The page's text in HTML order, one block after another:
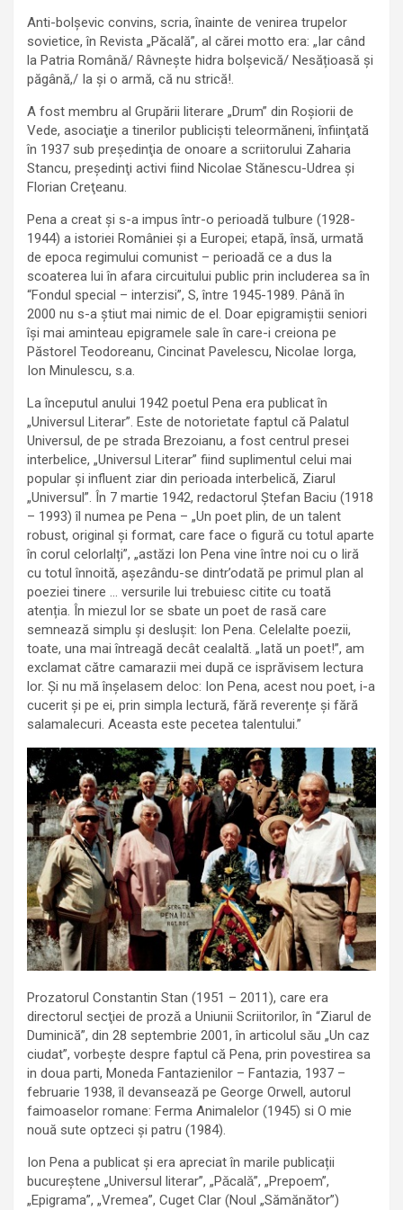
Anti-bolșevic convins, scria, înainte de venirea trupelor
sovietice, în Revista „Păcală”, al cărei motto era: „Iar când
la Patria Română/ Râvnește hidra bolșevică/ Nesățioasă și
păgână,/ Ia și o armă, că nu strică!.
A fost membru al Grupării literare „Drum” din Roşiorii de
Vede, asociaţie a tinerilor publicişti teleormăneni, înfiinţată
în 1937 sub preşedinţia de onoare a scriitorului Zaharia
Stancu, preşedinţi activi fiind Nicolae Stănescu-Udrea şi
Florian Creţeanu.
Pena a creat şi s-a impus într-o perioadă tulbure (1928-
1944) a istoriei României şi a Europei; etapă, însă, urmată
de epoca regimului comunist – perioadă ce a dus la
scoaterea lui în afara circuitului public prin includerea sa în
“Fondul special – interzisi”, S, între 1945-1989. Până în
2000 nu s-a ştiut mai nimic de el. Doar epigramiştii seniori
îşi mai aminteau epigramele sale în care-i creiona pe
Păstorel Teodoreanu, Cincinat Pavelescu, Nicolae Iorga,
Ion Minulescu, s.a.
La începutul anului 1942 poetul Pena era publicat în
„Universul Literar”. Este de notorietate faptul că Palatul
Universul, de pe strada Brezoianu, a fost centrul presei
interbelice, „Universul Literar” fiind suplimentul celui mai
popular și influent ziar din perioada interbelică, Ziarul
„Universul”. În 7 martie 1942, redactorul Ștefan Baciu (1918
– 1993) îl numea pe Pena – „Un poet plin, de un talent
robust, original și format, care face o figură cu totul aparte
în corul celorlalți”, „astăzi Ion Pena vine între noi cu o liră
cu totul înnoită, așezându-se dintr’odată pe primul plan al
poeziei tinere … versurile lui trebuiesc citite cu toată
atenția. În miezul lor se sbate un poet de rasă care
semnează simplu și deslușit: Ion Pena. Celelalte poezii,
toate, una mai întreagă decât cealaltă. „Iată un poet!”, am
exclamat către camarazii mei după ce isprăvisem lectura
lor. Și nu mă înșelasem deloc: Ion Pena, acest nou poet, i-a
cucerit și pe ei, prin simpla lectură, fără reverențe și fără
salamalecuri. Aceasta este pecetea talentului.”
Prozatorul Constantin Stan (1951 – 2011), care era
directorul secţiei de prozǎ a Uniunii Scriitorilor, în “Ziarul de
Duminică”, din 28 septembrie 2001, în articolul sǎu „Un caz
ciudat”, vorbește despre faptul că Pena, prin povestirea sa
in doua parti, Moneda Fantazienilor – Fantazia, 1937 –
februarie 1938, îl devansează pe George Orwell, autorul
faimoaselor romane: Ferma Animalelor (1945) si O mie
nouă sute optzeci și patru (1984).
Ion Pena a publicat și era apreciat în marile publicații
bucureștene „Universul literar”, „Pǎcalǎ”, „Prepoem”,
„Epigrama”, „Vremea”, Cuget Clar (Noul „Sămănător”)